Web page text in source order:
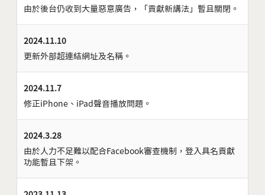
由於後台仍收到大量惡意廣告，「貢獻新講法」暫且關閉。
2024.11.10
更新外部超連結網址及名稱。
2024.11.7
修正iPhone、iPad聲音播放問題。
2024.3.28
由於人力不足難以配合Facebook審查機制，登入具名貢獻
功能暫且下架。